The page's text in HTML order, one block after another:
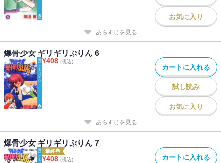
お気に入り
あらすじを見る
爆骨少女 ギリギリぷりん 6
¥408 (税込)
カートに入れる
試し読み
お気に入り
あらすじを見る
爆骨少女 ギリギリぷりん 7
最終巻
¥408 (税込) カートに入れる